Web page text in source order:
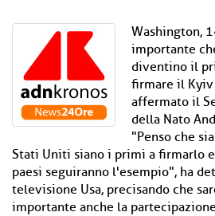
Washington,
importante
diventino il
firmare il Kyiv
affermato il
della Nato
"Penso che
Stati Uniti siano i primi a firmarlo
paesi seguiranno l'esempio", ha
televisione Usa, precisando che
importante anche la